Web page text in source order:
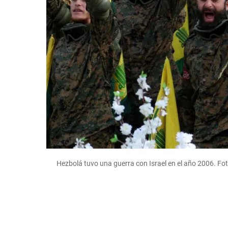
Hezbolá tuvo una guerra con Israel en el año 2006.